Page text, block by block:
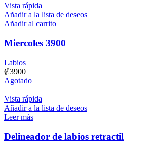
Vista rápida
Añadir a la lista de deseos
Añadir al carrito
Miercoles 3900
Labios
₡3900
Agotado
Vista rápida
Añadir a la lista de deseos
Leer más
Delineador de labios retractil